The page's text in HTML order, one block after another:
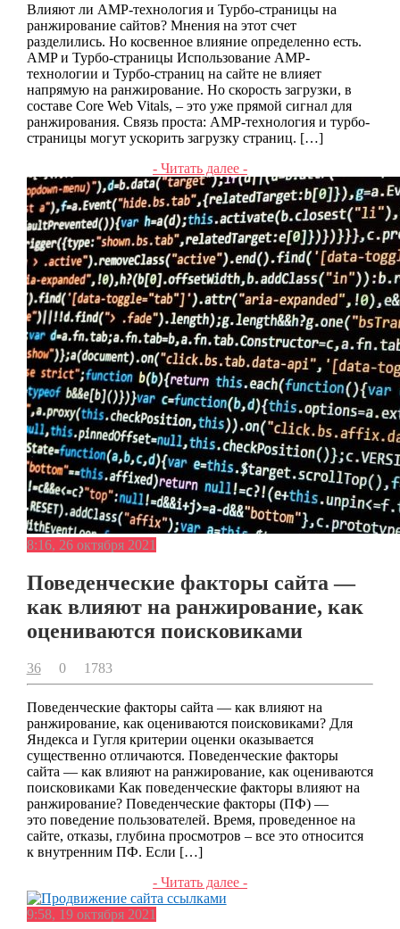
Влияют ли AMP-технология и Турбо-страницы на
ранжирование сайтов? Мнения на этот счет
разделились. Но косвенное влияние определенно есть.
AMP и Турбо-страницы Использование AMP-
технологии и Турбо-страниц на сайте не влияет
напрямую на ранжирование. Но скорость загрузки, в
составе Core Web Vitals, – это уже прямой сигнал для
ранжирования. Связь проста: AMP-технология и турбо-
страницы могут ускорить загрузку страниц. […]
- Читать далее -
8:16, 26 октября 2021
Поведенческие факторы сайта —
как влияют на ранжирование, как
оцениваются поисковиками
36 0 1783
Поведенческие факторы сайта — как влияют на
ранжирование, как оцениваются поисковиками? Для
Яндекса и Гугля критерии оценки оказывается
существенно отличаются. Поведенческие факторы
сайта — как влияют на ранжирование, как оцениваются
поисковиками Как поведенческие факторы влияют на
ранжирование? Поведенческие факторы (ПФ) —
это поведение пользователей. Время, проведенное на
сайте, отказы, глубина просмотров – все это относится
к внутренним ПФ. Если […]
- Читать далее -
9:58, 19 октября 2021